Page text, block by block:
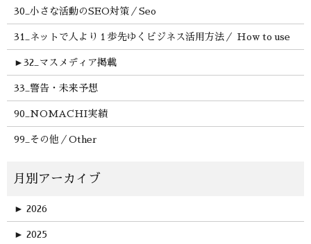
30_小さな活動のSEO対策／Seo
31_ネットで人より１歩先ゆくビジネス活用方法／ How to use
► 32_マスメディア掲載
33_警告・未来予想
90_NOMACHI実績
99_その他／Other
► 2026
► 2025